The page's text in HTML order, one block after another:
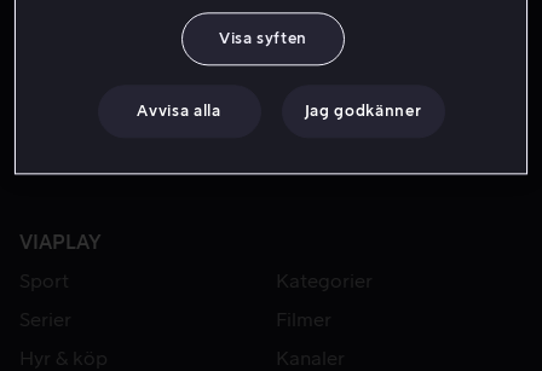
VIAPLAY
Sport
Kategorier
Serier
Filmer
Hyr & köp
Kanaler
Visa syften
Avvisa alla Jag godkänner